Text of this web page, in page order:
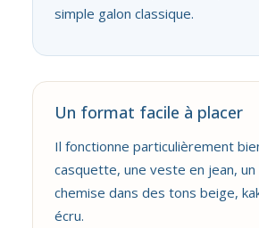
simple galon classique.
Un format facile à placer
Il fonctionne particulièrement
casquette, une veste en jean, un
chemise dans des tons beige,
écru.